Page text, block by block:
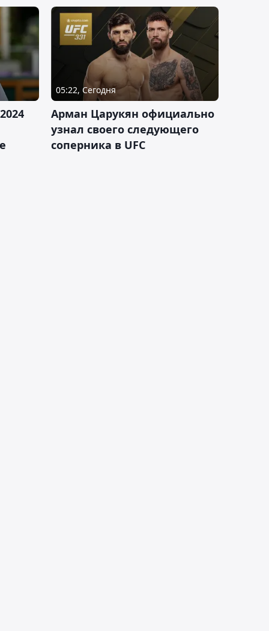
05:22, Сегодня
Арман Царукян официально
узнал своего следующего
соперника в UFC